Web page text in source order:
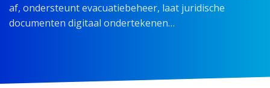
af, ondersteunt evacuatiebeheer, laat juridische
documenten digitaal ondertekenen…